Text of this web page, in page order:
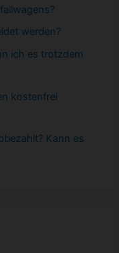
werden?
ich es trotzdem
kostenfrei
Kann es